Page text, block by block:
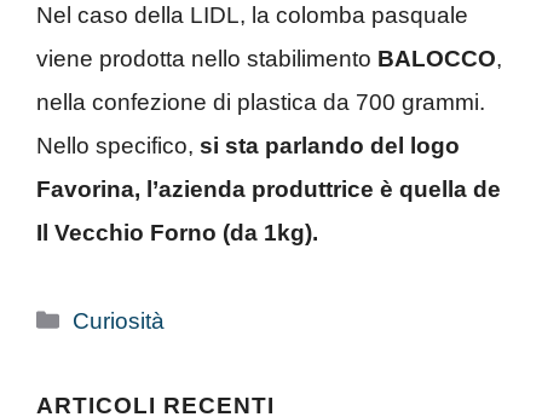
Nel caso della LIDL, la colomba pasquale
viene prodotta nello stabilimento BALOCCO,
nella confezione di plastica da 700 grammi.
Nello specifico, si sta parlando del logo
Favorina, l’azienda produttrice è quella de
Il Vecchio Forno (da 1kg).
Categorie
Curiosità
ARTICOLI RECENTI